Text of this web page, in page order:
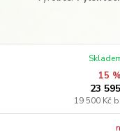
15
23
19 500 Kč